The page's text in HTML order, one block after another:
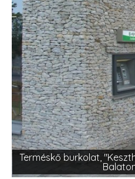
Terméskő burkolat,